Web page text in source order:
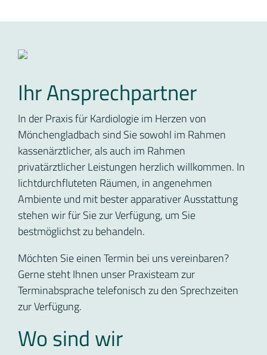
Ihr Ansprechpartner
In der Praxis für Kardiologie im Herzen von
Mönchengladbach sind Sie sowohl im Rahmen
kassenärztlicher, als auch im Rahmen
privatärztlicher Leistungen herzlich willkommen. In
lichtdurchfluteten Räumen, in angenehmen
Ambiente und mit bester apparativer Ausstattung
stehen wir für Sie zur Verfügung, um Sie
bestmöglichst zu behandeln.
Möchten Sie einen Termin bei uns vereinbaren?
Gerne steht Ihnen unser Praxisteam zur
Terminabsprache telefonisch zu den Sprechzeiten
zur Verfügung.
Wo sind wir